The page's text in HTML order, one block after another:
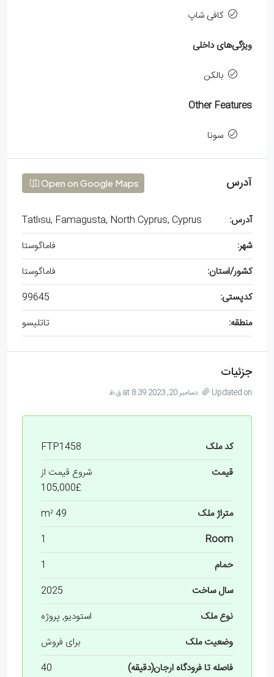
کافی شاپ
ویژگی‌های داخلی
بالکن
Other Features
سونا
آدرس Open on Google Maps
آدرس:
Tatlısu, Famagusta, North Cyprus, Cyprus
شهر:
فاماگوستا
کشور/استان:
فاماگوستا
کدپستی:
99645
منطقه:
تاتلیسو
جزئیات
Updated on دسامبر 20, 2023 at 8:39 ق.ظ
کد ملک
FTP1458
قیمت
شروع قیمت از
£105,000
متراژ ملک
49 m²
Room
1
حمام
1
سال ساخت
2025
نوع ملک
استودیو, پروژه
وضعیت ملک
برای فروش
فاصله تا فرودگاه ارجان(دقیقه)
40